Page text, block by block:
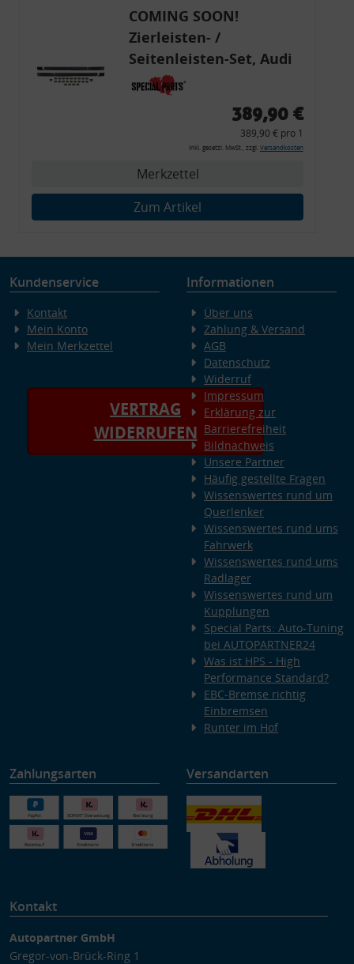
COMING SOON!
Zierleisten- /
Seitenleisten-Set, Audi
80 Cabrio, Coupe, S2, (6x
Zierleiste, 2x Kappe,
Montagewerkzeug)
389,90 €
389,90 € pro 1
inkl. gesetzl. MwSt., zzgl. Versandkosten
Merkzettel
Zum Artikel
Kundenservice
Kontakt
Mein Konto
Mein Merkzettel
VERTRAG
WIDERRUFEN
Informationen
Über uns
Zahlung & Versand
AGB
Datenschutz
Widerruf
Impressum
Erklärung zur
Barrierefreiheit
Bildnachweis
Unsere Partner
Häufig gestellte Fragen
Wissenswertes rund um
Querlenker
Wissenswertes rund ums
Fahrwerk
Wissenswertes rund ums
Radlager
Wissenswertes rund um
Kupplungen
Special Parts: Auto-Tuning
bei AUTOPARTNER24
Was ist HPS - High
Performance Standard?
EBC-Bremse richtig
Einbremsen
Runter im Hof
Zahlungsarten Versandarten
Kontakt
Autopartner GmbH
Gregor-von-Brück-Ring 1